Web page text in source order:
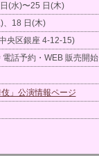
(水)〜25 日(木)
、18 日(木)
央区銀座 4-12-15)
話予約・WEB 販売開始
」公演情報ページ